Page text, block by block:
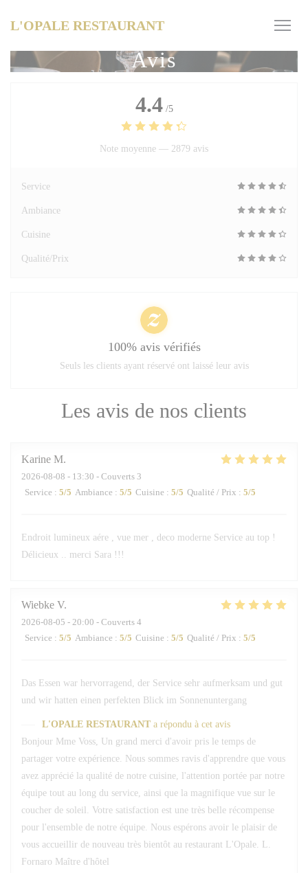
L'OPALE RESTAURANT
Avis
Les avis de nos clients
Karine M
2026-08-08 - 13:30 - Couverts 3
Service : 5/5 Ambiance : 5/5 Cuisine : 5/5 Qualité / Prix : 5/5
Endroit lumineux aére , vue mer , deco moderne Service au top !
Délicieux .. merci Sara !!!
Wiebke V
2026-08-05 - 20:00 - Couverts 4
Service : 5/5 Ambiance : 5/5 Cuisine : 5/5 Qualité / Prix : 5/5
Das Essen war hervorragend, der Service sehr aufmerksam und gut
und wir hatten einen perfekten Blick im Sonnenuntergang
L'OPALE RESTAURANT a répondu à cet avis
Bonjour Mme Voss, Un grand merci d'avoir pris le temps de
partager votre expérience. Nous sommes ravis d'apprendre que vous
avez apprécié la qualité de notre cuisine, l'attention portée par notre
équipe tout au long du service, ainsi que la magnifique vue sur le
coucher de soleil. Votre satisfaction est une très belle récompense
pour l'ensemble de notre équipe. Nous espérons avoir le plaisir de
vous accueillir de nouveau très bientôt au restaurant L'Opale. L.
Fornaro Maître d'hôtel
4.4 /5
Note moyenne — 2879 avis
Service
Ambiance
Cuisine
Qualité/Prix
100% avis vérifiés
Seuls les clients ayant réservé ont laissé leur avis